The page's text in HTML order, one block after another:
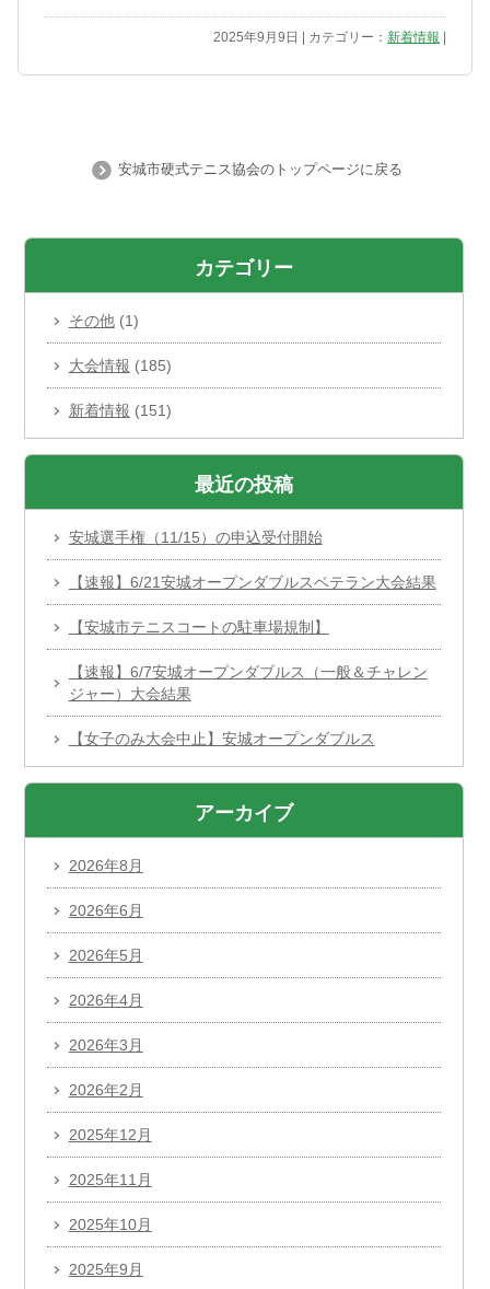
2025年9月9日 | カテゴリー：新着情報
安城市硬式テニス協会のトップページに戻る
カテゴリー
その他(1)
大会情報 (185)
新着情報 (151)
最近の投稿
安城選手権（11/15）の申込受付開始
【速報】6/21安城オープンダブルスベテラン大会結果
【安城市テニスコートの駐車場規制】
【速報】6/7安城オープンダブルス（一般＆チャレン
ジャー）大会結果
【女子のみ大会中止】安城オープンダブルス
アーカイブ
2026年8月
2026年6月
2026年5月
2026年4月
2026年3月
2026年2月
2025年12月
2025年11月
2025年10月
2025年9月